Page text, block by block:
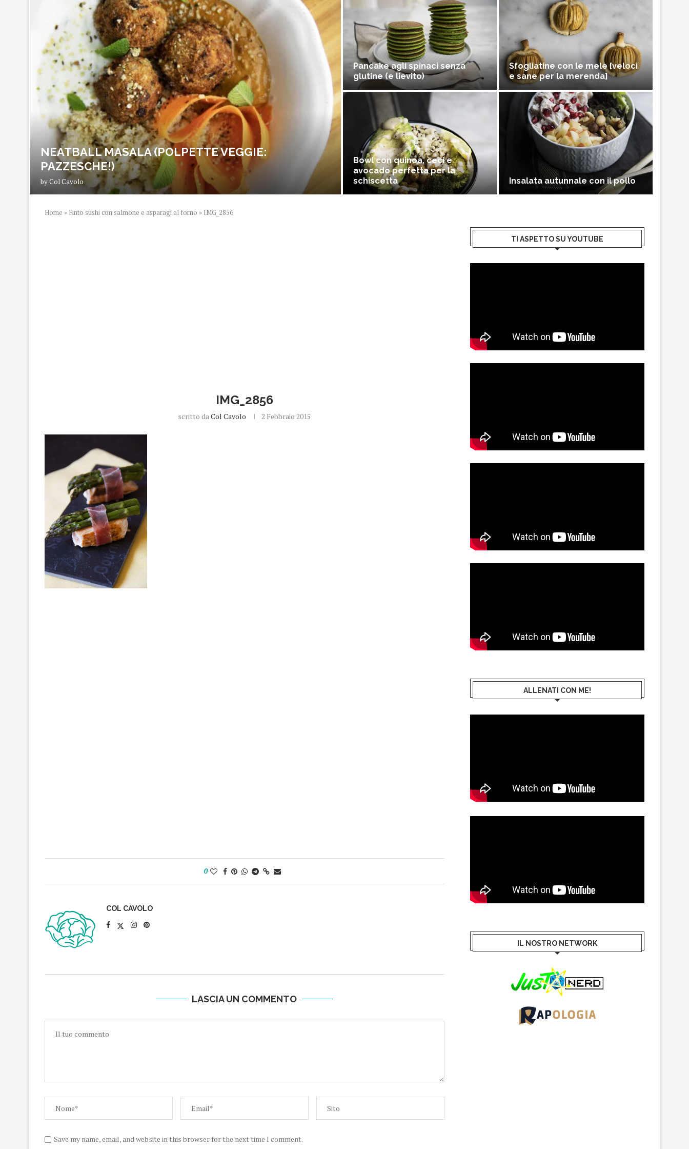
NEATBALL MASALA (POLPETTE VEGGIE:
PAZZESCHE!)
byCol Cavolo
Pancake agli spinaci senza
glutine (e lievito)
Bowl con quinoa, ceci e
avocado perfetta per la
schiscetta
Sfogliatine con le mele [veloci
e sane per la merenda]
Insalata autunnale con il pollo
Home » Finto sushi con salmone e asparagi al forno » IMG_2856
IMG_2856
scritto daCol Cavolo 2 Febbraio 2015
0
COL CAVOLO
LASCIA UN COMMENTO
Save my name, email, and website in this browser for the next time I comment.
TI ASPETTO SU YOUTUBE
ALLENATI CON ME!
IL NOSTRO NETWORK